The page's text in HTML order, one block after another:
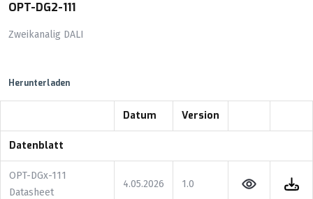
OPT-DG2-111
Zweikanalig DALI
Herunterladen
Datum Version
Datenblatt
OPT-DGx-111
Datasheet
4.05.2026 1.0